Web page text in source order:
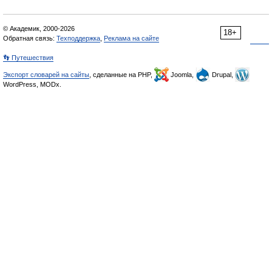
18+
© Академик, 2000-2026
Обратная связь: Техподдержка Реклама на сайте
👣 Путешествия
Экспорт словарей на сайты , сделанные на PHP, Joomla,
Drupal,
WordPress, MODx.